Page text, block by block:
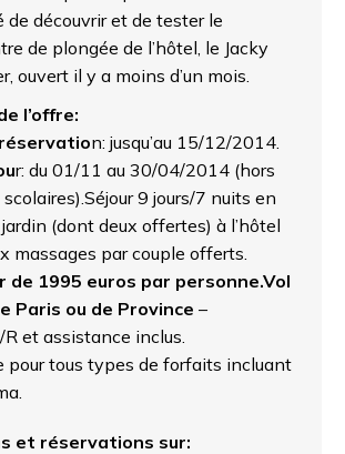
de découvrir et de tester le
de plongée de l’hôtel, le Jacky
ouvert il y a moins d’un mois.
l’offre:
n: jusqu’au 15/12/2014.
r: du 01/11 au 30/04/2014 (hors
9 jours/7 nuits en
(dont deux offertes) à l’hôtel
massages par couple offerts.
de 1995 euros par personne.Vol
Paris ou de Province –
et assistance inclus.
pour tous types de forfaits incluant
et réservations sur: